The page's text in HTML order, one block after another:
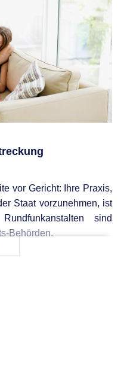
vor Gericht: Ihre Praxis,
Staat vorzunehmen, ist
sind
Behörden.